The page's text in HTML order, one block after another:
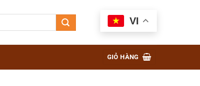
VI
GIỎ HÀNG